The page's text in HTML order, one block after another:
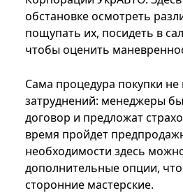
обстановке осмотреть
пощупать их, посидеть в
чтобы оценить
Сама процедура покупки не
затруднений: менеджеры
договор и предложат
время пройдет
необходимости здесь
дополнительные опции,
сторонние мастерские.